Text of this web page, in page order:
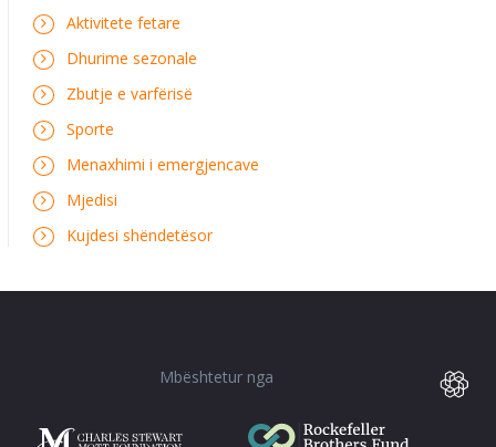
Aktivitete fetare
Dhurime sezonale
Zbutje e varfërisë
Sporte
Menaxhimi i emergjencave
Mjedisi
Kujdesi shëndetësor
Mbështetur nga